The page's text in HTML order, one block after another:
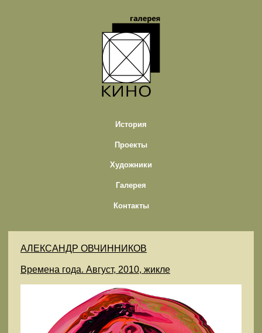
История
Проекты
Художники
Галерея
Контакты
АЛЕКСАНДР ОВЧИННИКОВ
Времена года. Август, 2010, жикле